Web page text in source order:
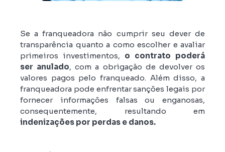
Se a franqueadora não cumprir seu dever de
transparência quanto a como escolher e avaliar
primeiros investimentos, o contrato poderá
ser anulado, com a obrigação de devolver os
valores pagos pelo franqueado. Além disso, a
franqueadora pode enfrentar sanções legais por
fornecer informações falsas ou enganosas,
consequentemente, resultando em
indenizações por perdas e danos.